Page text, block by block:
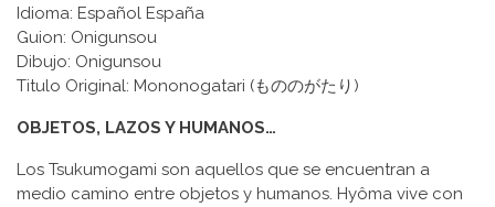
Idioma: Español España
Guion: Onigunsou
Dibujo: Onigunsou
Titulo Original: Mononogatari (もののがたり)
OBJETOS, LAZOS Y HUMANOS…
Los Tsukumogami son aquellos que se encuentran a
medio camino entre objetos y humanos. Hyôma vive con